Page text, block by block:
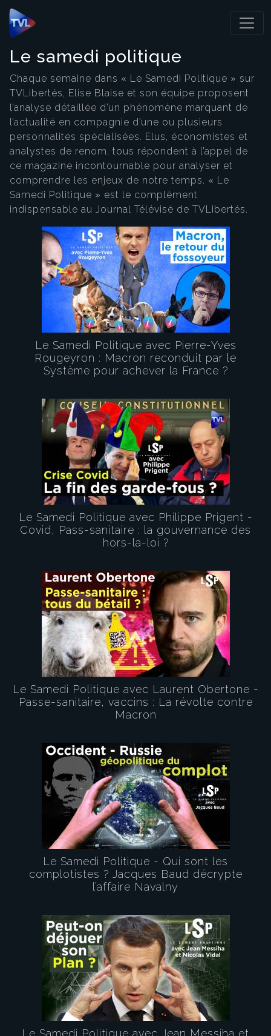
Panneau de gestion des cookies
Le samedi politique
Chaque semaine dans « Le Samedi Politique » sur
TVLibertés, Elise Blaise et son équipe proposent
l’analyse détaillée d’un phénomène marquant de
l’actualité en compagnie d’une ou plusieurs
personnalités spécialisées. Elus, économistes et
analystes de renom, tous répondent à l’appel de
ce magazine incontournable pour analyser et
comprendre les enjeux de notre temps. « Le
Samedi Politique » est le complément
indispensable au Journal Télévisé de TVLibertés.
Le Samedi Politique avec Pierre-Yves
Rougeyron : Macron reconduit par le
Système pour achever la France ?
Le Samedi Politique avec Philippe Prigent -
Covid, Pass-sanitaire : la gouvernance des
hors-la-loi ?
Le Samedi Politique avec Laurent Obertone -
Passe-sanitaire, vaccins : La révolte contre
Macron
Le Samedi Politique - Qui sont les
complotistes ? Jacques Baud décrypte
l’affaire Navalny
Le Samedi Politique avec Jean Messiha et